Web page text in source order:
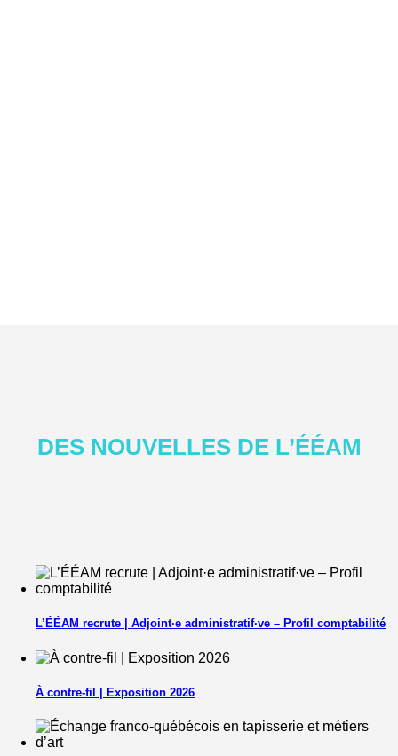
DES NOUVELLES DE L’ÉÉAM
L’ÉÉAM recrute | Adjoint·e administratif·ve – Profil comptabilité
À contre-fil | Exposition 2026